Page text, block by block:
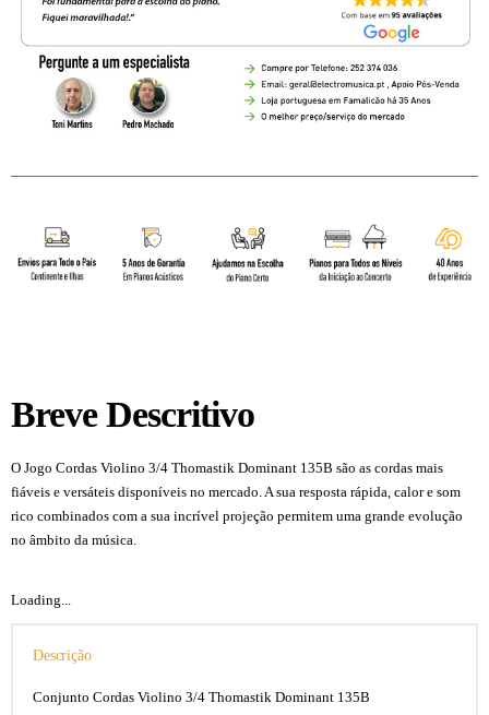
Breve Descritivo
O Jogo Cordas Violino 3/4 Thomastik Dominant 135B são as cordas mais
fiáveis e versáteis disponíveis no mercado. A sua resposta rápida, calor e som
rico combinados com a sua incrível projeção permitem uma grande evolução
no âmbito da música.
Loading...
Descrição
Conjunto Cordas Violino 3/4 Thomastik Dominant 135B